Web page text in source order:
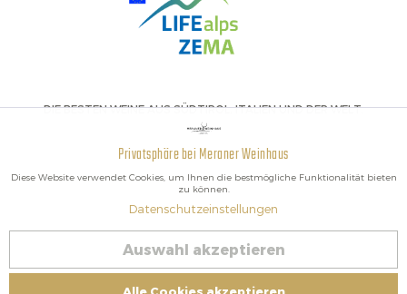
DIE BESTEN WEINE AUS SÜDTIROL, ITALIEN UND DER WELT.
Vertrag widerrufen
| MwSt-Nr. IT02578060218 | Bio-Zertifiziert:
Tracking Inaktiv
Privatsphäre bei Meraner Weinhaus
Diese Website verwendet Cookies, um Ihnen die bestmögliche Funktionalität bieten
zu können.
Datenschutzeinstellungen
Auswahl akzeptieren